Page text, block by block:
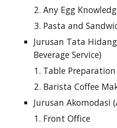
Any Egg
Pasta and
Jurusan Tata
Beverage Service)
Table Preparation
Barista Coffee
Jurusan Akomodasi
Front Office